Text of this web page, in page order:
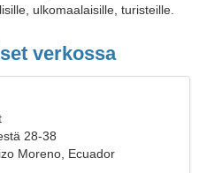
ulkomaalaisille, turisteille.
verkossa
28-38
Moreno, Ecuador